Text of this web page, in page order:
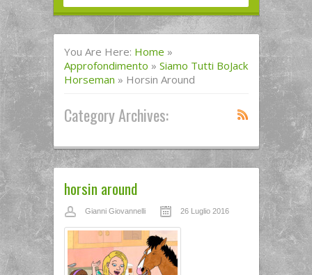
You Are Here: Home »
Approfondimento » Siamo Tutti BoJack
Horseman » Horsin Around
Category Archives:
horsin around
Gianni Giovannelli 26 Luglio 2016